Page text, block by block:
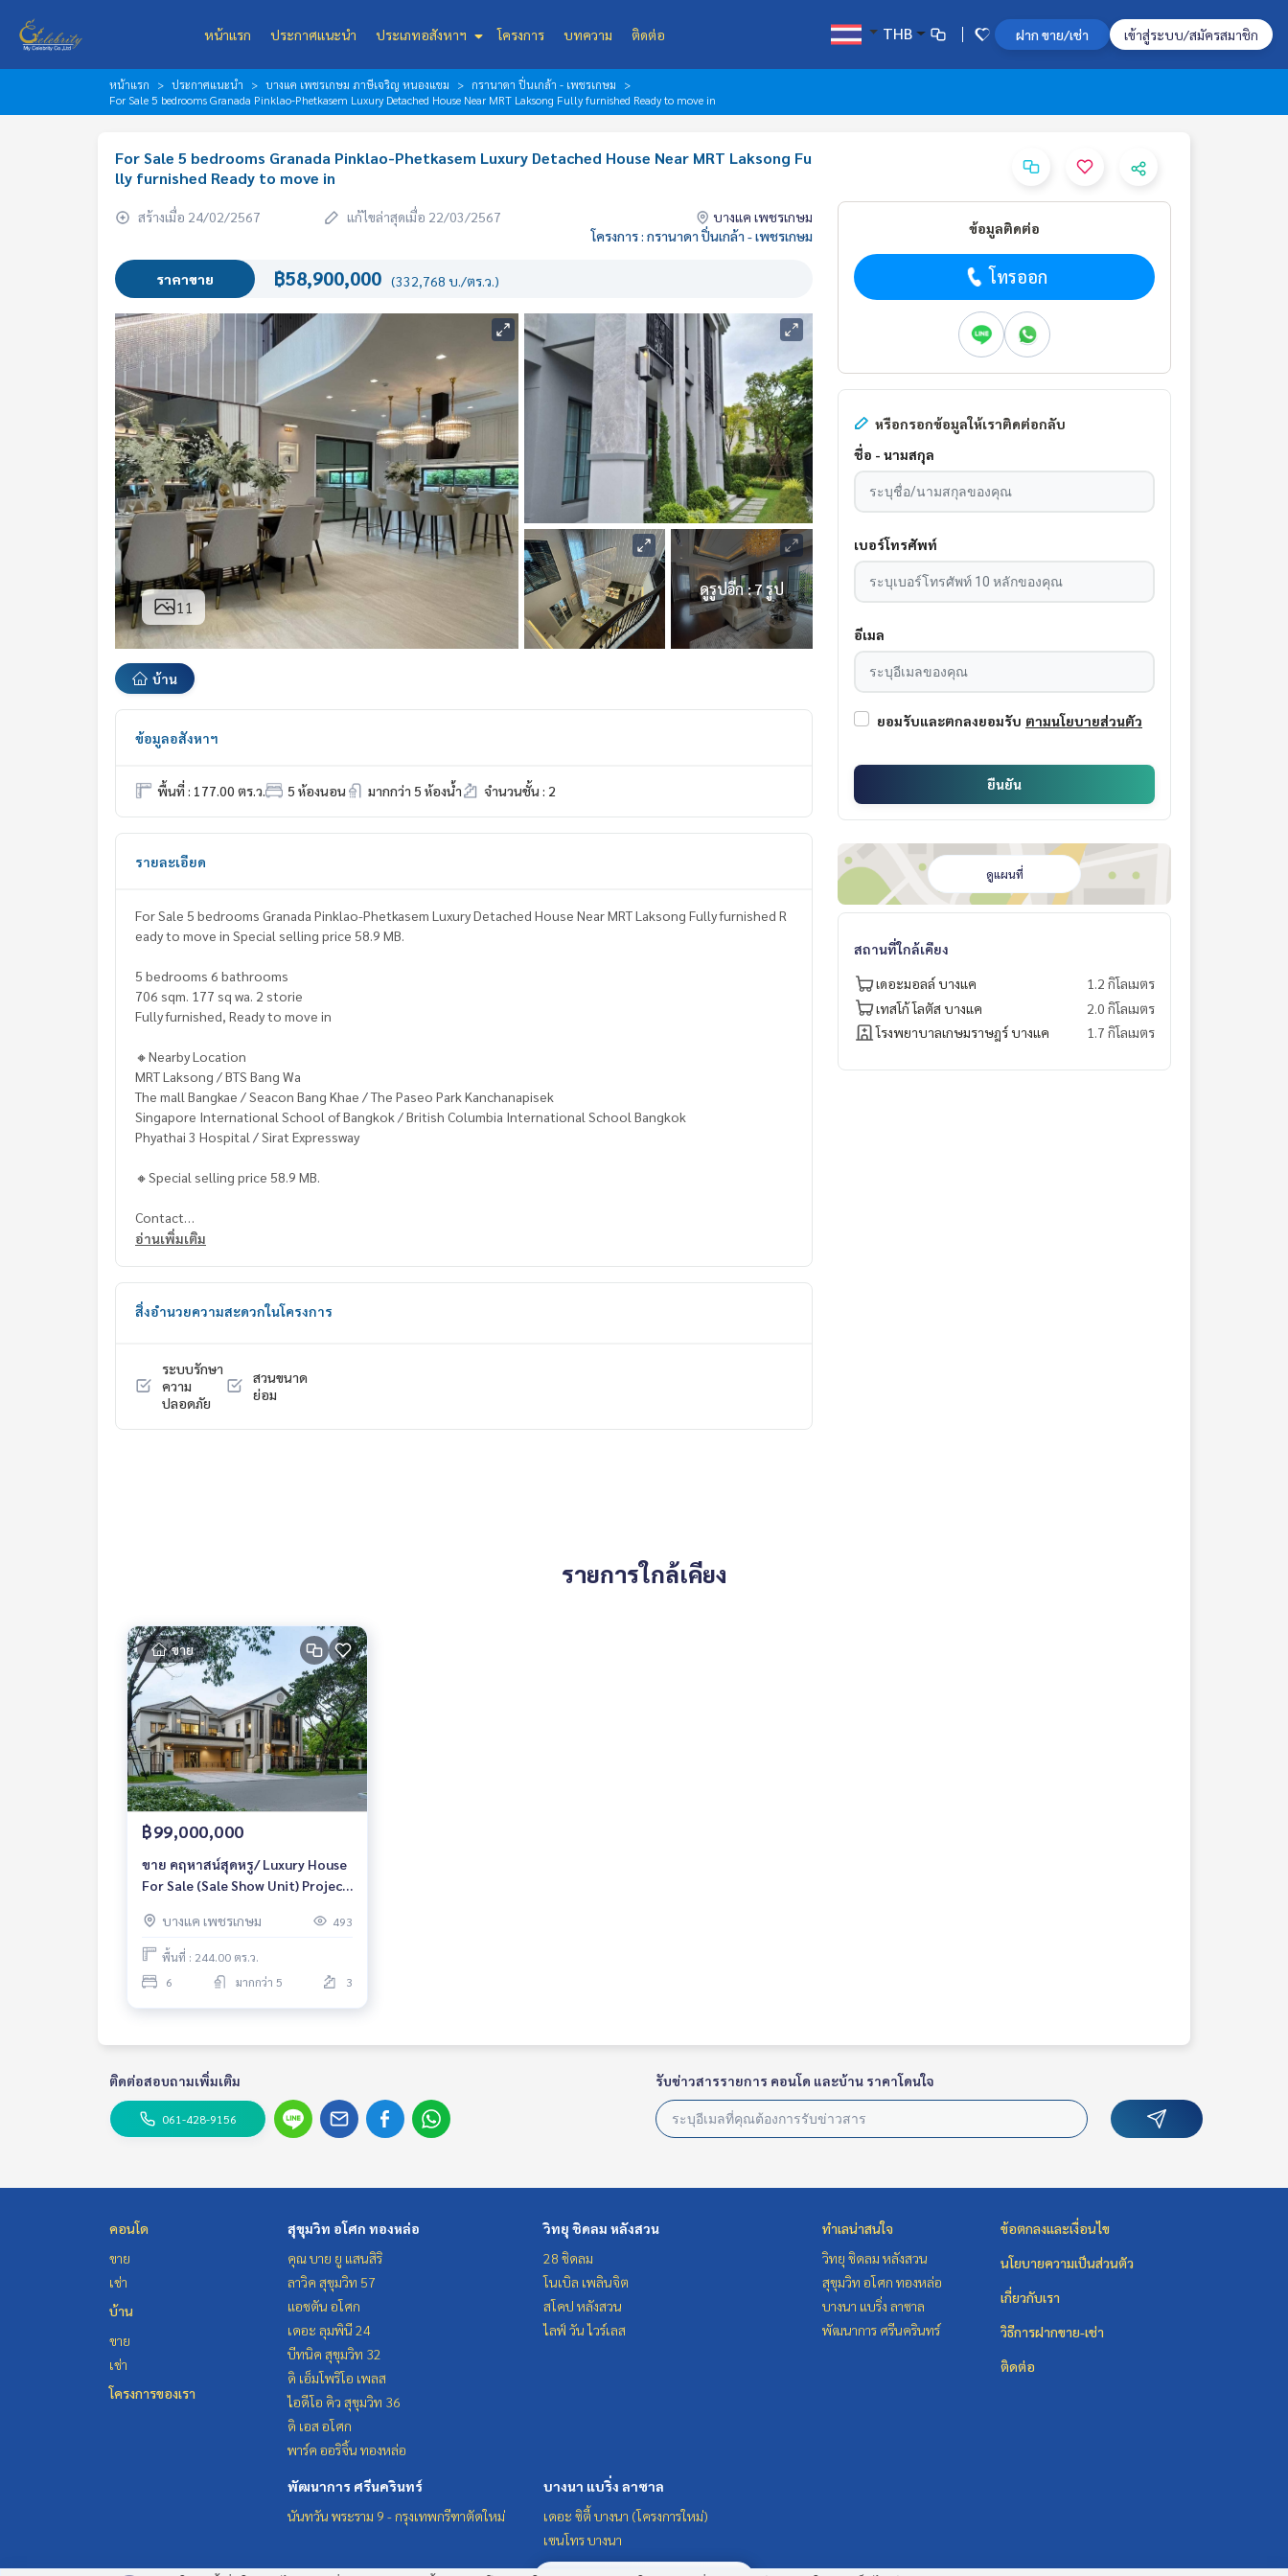
หน้าแรก ประกาศแนะนำ ประเภทอสังหาฯ โครงการ บทความ ติดต่อ THB ฝาก ขาย/เช่า เข้าสู่ระบบ/สมัครสมาชิก
หน้าแรก ประกาศแนะนำ บางแค เพชรเกษม ภาษีเจริญ หนองแขม
กรานาดา ปิ่นเกล้า - เพชรเกษม
For Sale 5 bedrooms Granada Pinklao-Phetkasem Luxury Detached House Near MRT Laksong Fully furnished Ready to move in
For Sale 5 bedrooms Granada Pinklao-Phetkasem Luxury Detached House Near MRT Laksong Fu
lly furnished Ready to move in
สร้างเมื่อ 24/02/2567 แก้ไขล่าสุดเมื่อ 22/03/2567
บางแค เพชรเกษม
โครงการ : กรานาดา ปิ่นเกล้า - เพชรเกษม
ราคาขาย ฿58,900,000 (332,768 บ./ตร.ว.)
11
ดูรูปอีก : 7 รูป
บ้าน
ข้อมูลอสังหาฯ
พื้นที่ : 177.00 ตร.ว. 5 ห้องนอน มากกว่า 5 ห้องน้ำ จำนวนชั้น : 2
รายละเอียด
For Sale 5 bedrooms Granada Pinklao-Phetkasem Luxury Detached House Near MRT Laksong Fully furnished R
eady to move in Special selling price 58.9 MB.
5 bedrooms 6 bathrooms
706 sqm. 177 sq wa. 2 storie
Fully furnished, Ready to move in
🔸Nearby Location
MRT Laksong / BTS Bang Wa
The mall Bangkae / Seacon Bang Khae / The Paseo Park Kanchanapisek
Singapore International School of Bangkok / British Columbia International School Bangkok
Phyathai 3 Hospital / Sirat Expressway
🔸Special selling price 58.9 MB.
Contact
Khun Chanya: Tel.
#Luxurycondoforrent #Condo near the BTS #Condo #MCRE #realestateagent #BTS #shoppingmall #MRT #
MRTlaksong # Petchkasem #Themallbangkhae #Seaconbangkhae #Granada Pinklao-Phetkasem #Granadapin
อ่านเพิ่มเติม
สิ่งอำนวยความสะดวกในโครงการ
ระบบรักษา
ความ
ปลอดภัย
สวนขนาด
ย่อม
ข้อมูลติดต่อ
โทรออก
หรือกรอกข้อมูลให้เราติดต่อกลับ
ชื่อ - นามสกุล
เบอร์โทรศัพท์
อีเมล
ยอมรับและตกลงยอมรับ ตามนโยบายส่วนตัว
ยืนยัน
ดูแผนที่
สถานที่ใกล้เคียง
เดอะมอลล์ บางแค
1.2 กิโลเมตร
เทสโก้ โลตัส บางแค
2.0 กิโลเมตร
โรงพยาบาลเกษมราษฎร์ บางแค
1.7 กิโลเมตร
รายการใกล้เคียง
ขาย
฿99,000,000
ขาย คฤหาสน์สุดหรู/ Luxury House
For Sale (Sale Show Unit) Project
Special price 99,000,000 MB.
บางแค เพชรเกษม 493
พื้นที่ : 244.00 ตร.ว.
6
มากกว่า 5 3
ติดต่อสอบถามเพิ่มเติม
061-428-9156
รับข่าวสารรายการ คอนโด และบ้าน ราคาโดนใจ
คอนโด
ขาย
เช่า
บ้าน
ขาย
เช่า
โครงการของเรา
สุขุมวิท อโศก ทองหล่อ
คุณ บาย ยู แสนสิริ
ลาวิค สุขุมวิท 57
แอชตัน อโศก
เดอะ ลุมพินี 24
บีทนิค สุขุมวิท 32
ดิ เอ็มโพริโอ เพลส
ไอดีโอ คิว สุขุมวิท 36
ดิ เอส อโศก
พาร์ค ออริจิ้น ทองหล่อ
วิทยุ ชิดลม หลังสวน
28 ชิดลม
โนเบิล เพลินจิต
สโคป หลังสวน
ไลฟ์ วัน ไวร์เลส
พัฒนาการ ศรีนครินทร์
นันทวัน พระราม 9 - กรุงเทพกรีฑาตัดใหม่
บางนา แบริ่ง ลาซาล
เดอะ ซิตี้ บางนา (โครงการใหม่)
เซนโทร บางนา
ทำเลน่าสนใจ
วิทยุ ชิดลม หลังสวน
สุขุมวิท อโศก ทองหล่อ
บางนา แบริ่ง ลาซาล
พัฒนาการ ศรีนครินทร์
ข้อตกลงและเงื่อนไข
นโยบายความเป็นส่วนตัว
เกี่ยวกับเรา
วิธีการฝากขาย-เช่า
ติดต่อ